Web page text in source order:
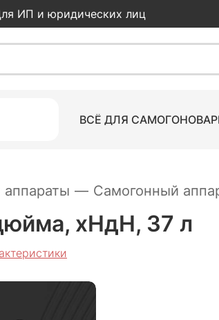
ИП и юридических лиц
ВСЁ ДЛЯ
— Самогонный
л 24 490
хНдН, 37 л